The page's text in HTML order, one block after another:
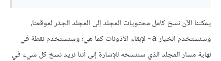
يمكننا الآن نسخ كامل محتويات المجلد إلى المجلد الجذر لموقعنا،
وسنستخدم الخيار ‎-a لإبقاء الأذونات كما هي؛ وسنستخدم نقطة في
نهاية مسار المجلد الذي سننسخه للإشارة إلى أننا نريد نسخ كل شيء في